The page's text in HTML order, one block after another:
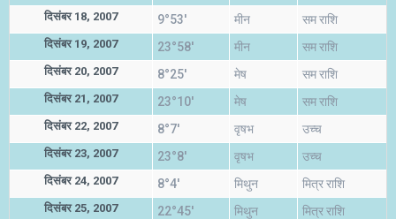
दिसंबर 18, 2007 9°53' मीन सम राशि
दिसंबर 19, 2007 23°58' मीन सम राशि
दिसंबर 20, 2007 8°25' मेष सम राशि
दिसंबर 21, 2007 23°10' मेष सम राशि
दिसंबर 22, 2007 8°7' वृषभ उच्च
दिसंबर 23, 2007 23°8' वृषभ उच्च
दिसंबर 24, 2007 8°4' मिथुन मित्र राशि
दिसंबर 25, 2007 22°45' मिथुन मित्र राशि